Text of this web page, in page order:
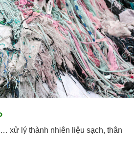
xử lý thành nhiên liệu sạch, thân